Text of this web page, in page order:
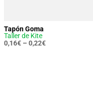
Tapón Goma
Taller de Kite
0,16€ –0,22€